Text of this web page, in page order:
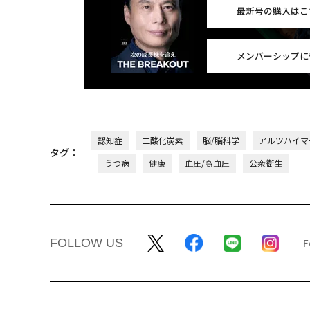
最新号の購入は
メンバーシップ
タグ：
認知症 二酸化炭素 脳/脳科学
アルツハイ
うつ病
健康 血圧/高血圧 公衆衛生
FOLLOW US